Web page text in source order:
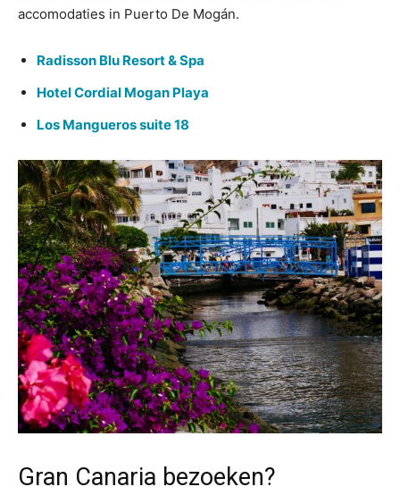
accomodaties in Puerto De Mogán.
Radisson Blu Resort & Spa
Hotel Cordial Mogan Playa
Los Mangueros suite 18
Gran Canaria bezoeken?